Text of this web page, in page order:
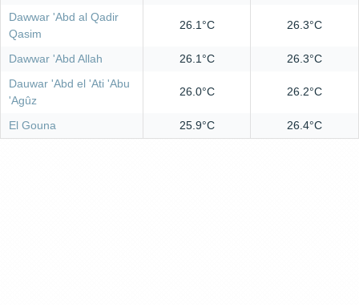
Dawwar 'Abd al Qadir
Qasim
26.1°C 26.3°C
Dawwar 'Abd Allah 26.1°C
26.3°C
Dauwar 'Abd el 'Ati 'Abu
'Agûz
26.0°C 26.2°C
El Gouna 25.9°C 26.4°C